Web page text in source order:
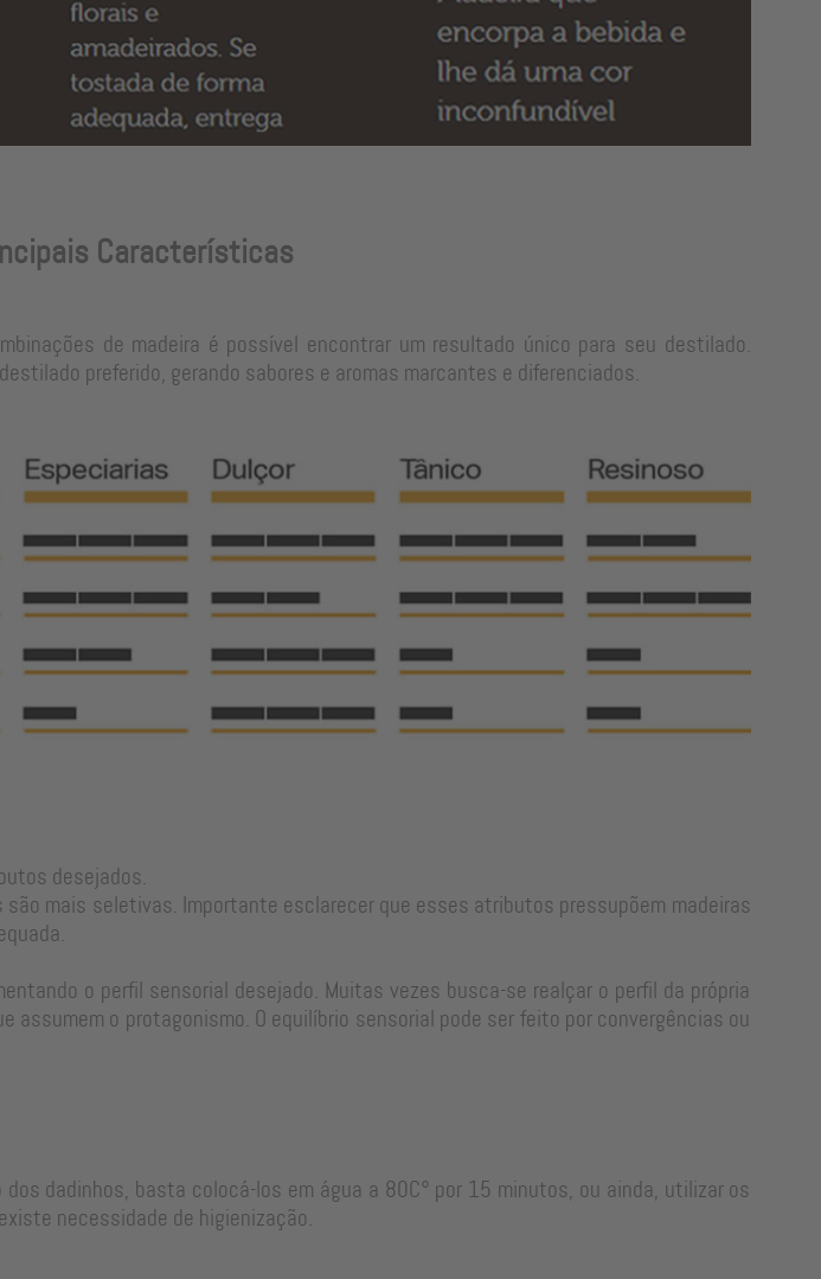
Características
de madeira é possível encontrar um resultado único para seu destilado.
preferido, gerando sabores e aromas marcantes e diferenciados.
desejados.
mais seletivas. Importante esclarecer que esses atributos pressupõem madeiras
o perfil sensorial desejado. Muitas vezes busca-se realçar o perfil da própria
o protagonismo. O equilíbrio sensorial pode ser feito por convergências ou
dadinhos, basta colocá-los em água a 80C° por 15 minutos, ou ainda, utilizar os
necessidade de higienização.